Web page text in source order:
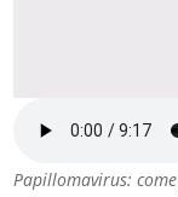
Papillomavirus: